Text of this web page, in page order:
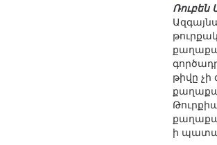
Ռուբեն
թիվը
ի